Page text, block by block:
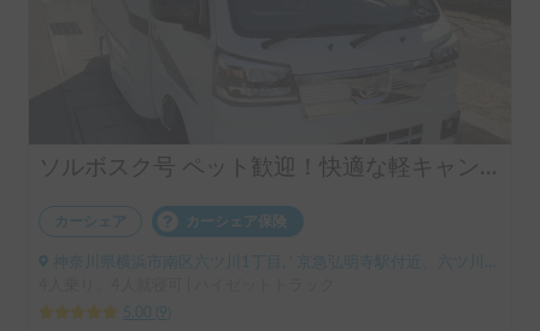
ソルボスク号 ペット歓迎！快適な軽キャンで車中泊！
カーシェア カーシェア保険
神奈川県横浜市南区六ツ川1丁目, ' 京急弘明寺駅付近、六ツ川交番前までお迎えに行くことは可能です。
5.00
9